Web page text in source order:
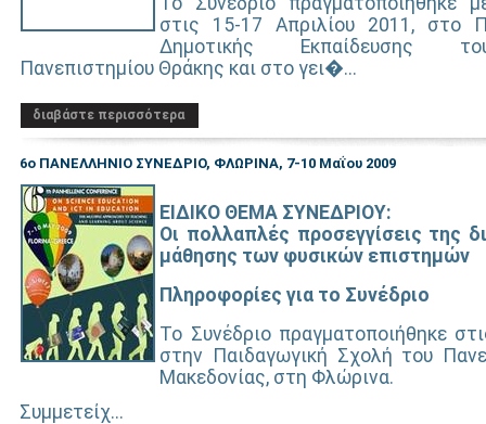
στις 15-17 Απριλίου 2011, στο
Δημοτικής Εκπαίδευσης
Πανεπιστημίου Θράκης και στο γει�...
διαβάστε περισσότερα
6ο ΠΑΝΕΛΛΗΝΙΟ ΣΥΝΕΔΡΙΟ, ΦΛΩΡΙΝΑ, 7-10 Μαΐου 2009
ΕΙΔΙΚΟ ΘΕΜΑ ΣΥΝΕΔΡΙΟΥ:
Οι πολλαπλές προσεγγίσεις της
μάθησης των φυσικών επιστημών
Πληροφορίες για το Συνέδριο
Το Συνέδριο πραγματοποιήθηκε
στην Παιδαγωγική Σχολή του
Μακεδονίας, στη Φλώρινα.
Συμμετείχ...